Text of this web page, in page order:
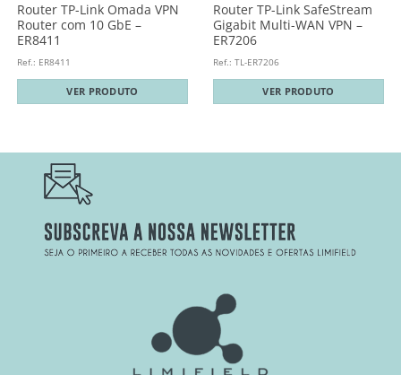
Router TP-Link Omada VPN
Router com 10 GbE –
ER8411
Ref.: ER8411
VER PRODUTO
Router TP-Link SafeStream
Gigabit Multi-WAN VPN –
ER7206
Ref.: TL-ER7206
VER PRODUTO